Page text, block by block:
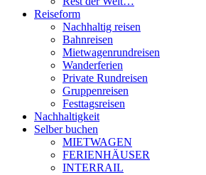
Reiseform
Nachhaltig reisen
Bahnreisen
Mietwagenrundreisen
Wanderferien
Private Rundreisen
Gruppenreisen
Festtagsreisen
Nachhaltigkeit
Selber buchen
MIETWAGEN
FERIENHÄUSER
INTERRAIL